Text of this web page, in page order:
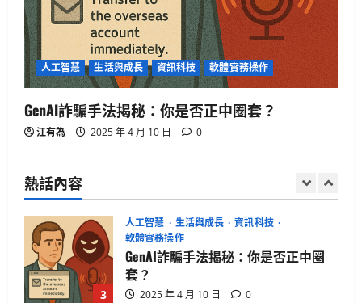
人工智慧 生活與成長 資訊科技 軟體實務操作
GenAI詐騙手法揭秘：你是否正中圈套？
江有為 2025 年 4 月 10 日 0
熱話內容
1
生活與成長
華碩智慧手錶值得買嗎？揭開健康科
技真相
2025 年 4 月 21 日 0
生活與成長
3
人工智慧 生活與成長
資訊科技
軟體實務操作
GenAI詐騙手法揭秘：你是否正中圈
套？
2025 年 4 月 10 日 0